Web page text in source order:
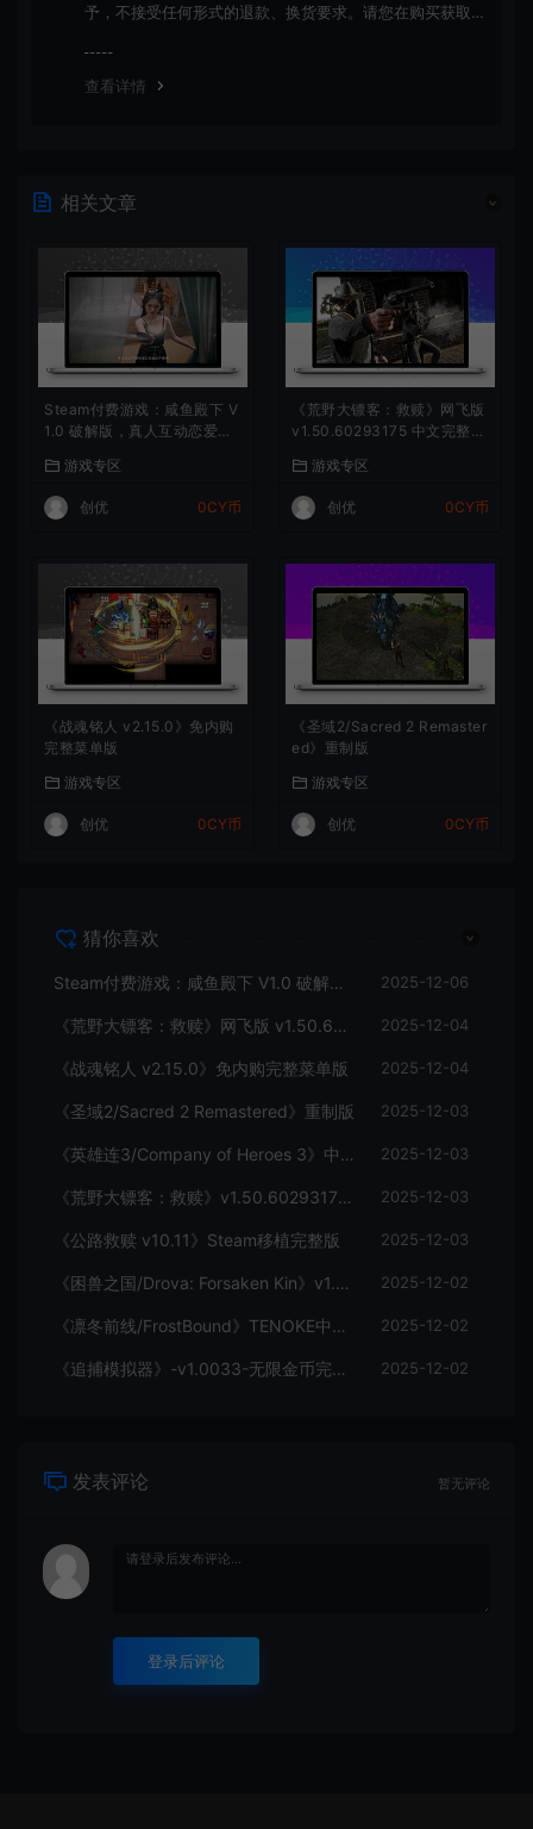
予，不接受任何形式的退款、换货要求。请您在购买获取
查看详情
相关文章
Steam付费游戏：咸鱼殿下 V
1.0 破解版，真人互动恋爱游
游戏专区
创优 0CY币
《荒野大镖客：救赎》网飞版
v1.50.60293175 中文完整免
游戏专区
创优 0CY币
《战魂铭人 v2.15.0》免内购
完整菜单版
游戏专区
创优 0CY币
《圣域2/Sacred 2 Remaster
ed》重制版
游戏专区
创优 0CY币
猜你喜欢
Steam付费游戏：咸鱼殿下 V1.0 破解版，真人互动恋爱游戏，满足你的所有幻想 2025-12-06
《荒野大镖客：救赎》网飞版 v1.50.60293175 中文完整免谷歌优化版 2025-12-04
《战魂铭人 v2.15.0》免内购完整菜单版 2025-12-04
《圣域2/Sacred 2 Remastered》重制版 2025-12-03
《英雄连3/Company of Heroes 3》中文完整版 2025-12-03
《荒野大镖客：救赎》v1.50.60293175安卓Netflix版 2025-12-03
《公路救赎 v10.11》Steam移植完整版 2025-12-03
《困兽之国/Drova: Forsaken Kin》v1.34a 免安装中文版 2025-12-02
《凛冬前线/FrostBound》TENOKE中文版 2025-12-02
《追捕模拟器》-v1.0033-无限金币完整版 2025-12-02
发表评论 暂无评论
登录后评论